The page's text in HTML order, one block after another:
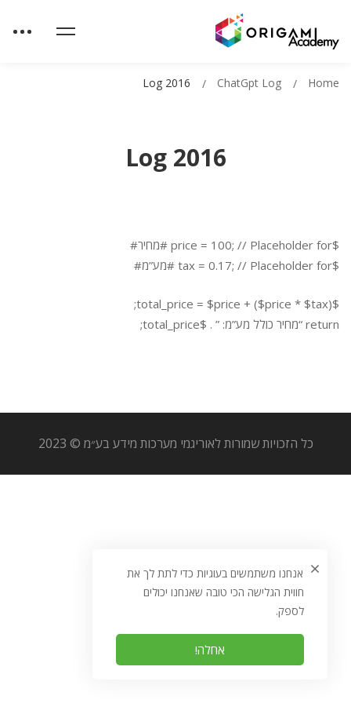
Log 2016
Home
ChatGpt Log
Log 2016
$price = 100; // Placeholder for #מחיר#
$tax = 0.17; // Placeholder for #מע”מ#
$total_price = $price + ($price * $tax);
return “מחיר כולל מע”מ: ” . $total_price;
כל הזכויות שמורות לאוריגמי מערכות מידע בע״מ © 2023
אנחנו משתמשים בעוגיות כדי לתת לך את
חווית הגלישה הכי טובה שאנחנו יכולים
לספק.
אחלה!